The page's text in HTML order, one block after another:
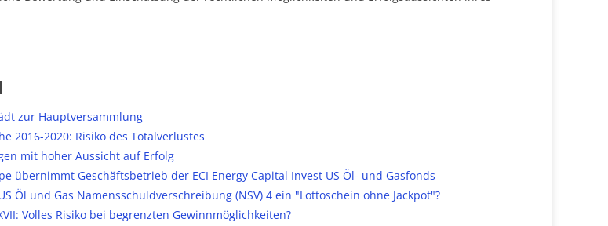
zur Hauptversammlung
2016-2020: Risiko des Totalverlustes
mit hoher Aussicht auf Erfolg
übernimmt Geschäftsbetrieb der ECI Energy Capital Invest US Öl- und Gasfonds
Öl und Gas Namensschuldverschreibung (NSV) 4 ein "Lottoschein ohne Jackpot"?
Volles Risiko bei begrenzten Gewinnmöglichkeiten?